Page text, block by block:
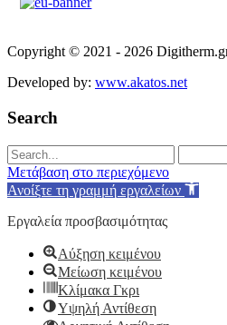
Copyright © 2021 - 2026
Developed by: www.akatos.net
Search
Μετάβαση στο περιεχόμενο
Ανοίξτε τη γραμμή εργαλείων
Εργαλεία προσβασιμότητας
Αύξηση κειμένου
Μείωση κειμένου
Κλίμακα Γκρι
Υψηλή Αντίθεση